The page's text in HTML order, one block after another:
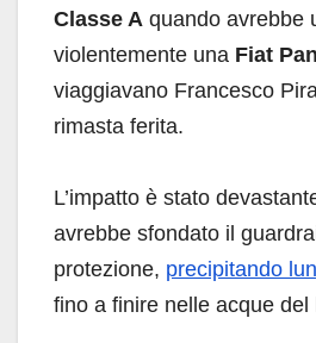
Classe A quando avrebbe
violentemente una Fiat
viaggiavano Francesco
rimasta ferita.
L’impatto è stato
avrebbe sfondato il
protezione, precipitando
fino a finire nelle acque del